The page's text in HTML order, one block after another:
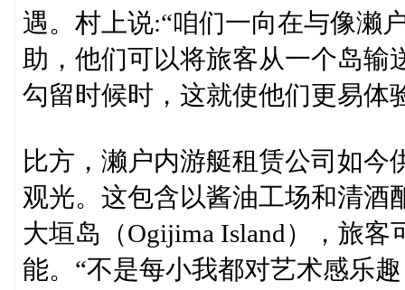
遇。村上说:“咱们一向在与像濑
助，他们可以将旅客从一个岛输
勾留时候时，这就使他们更易体
比方，濑户内游艇租赁公司如
观光。这包含以酱油工场和清酒
大垣岛（Ogijima Island），旅
能。“不是每小我都对艺术感乐